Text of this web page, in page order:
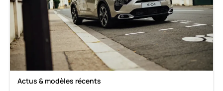
Actus & modèles récents